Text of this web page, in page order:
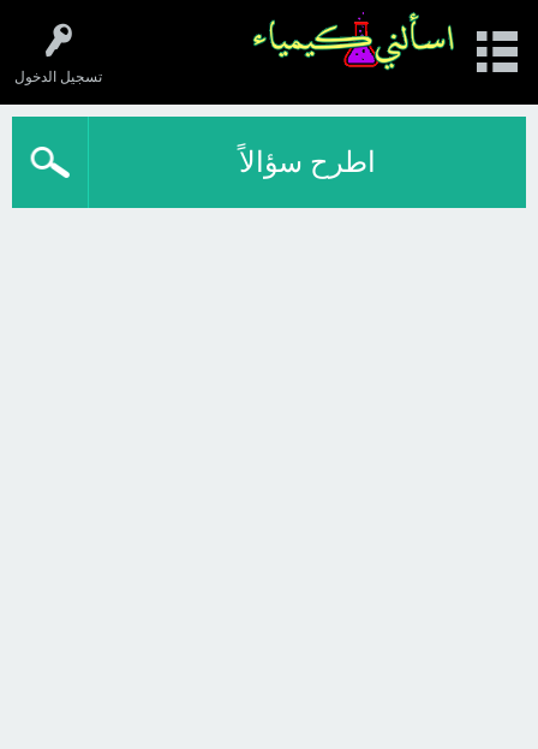
تسجيل الدخول
اطرح سؤالاً